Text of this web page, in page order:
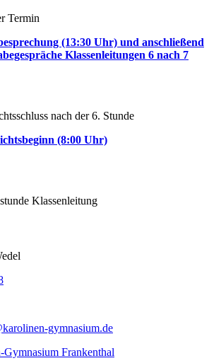
Termin
(13:30 Uhr) und anschließend
Klassenleitungen 6 nach 7
nach der 6. Stunde
(8:00 Uhr)
Klassenleitung
gymnasium.de
Frankenthal